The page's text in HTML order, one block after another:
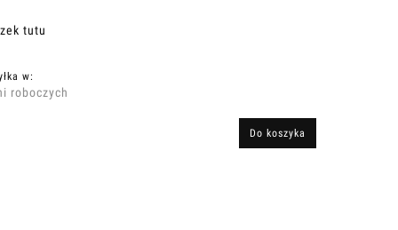
tutu
w:
roboczych
Do koszyka